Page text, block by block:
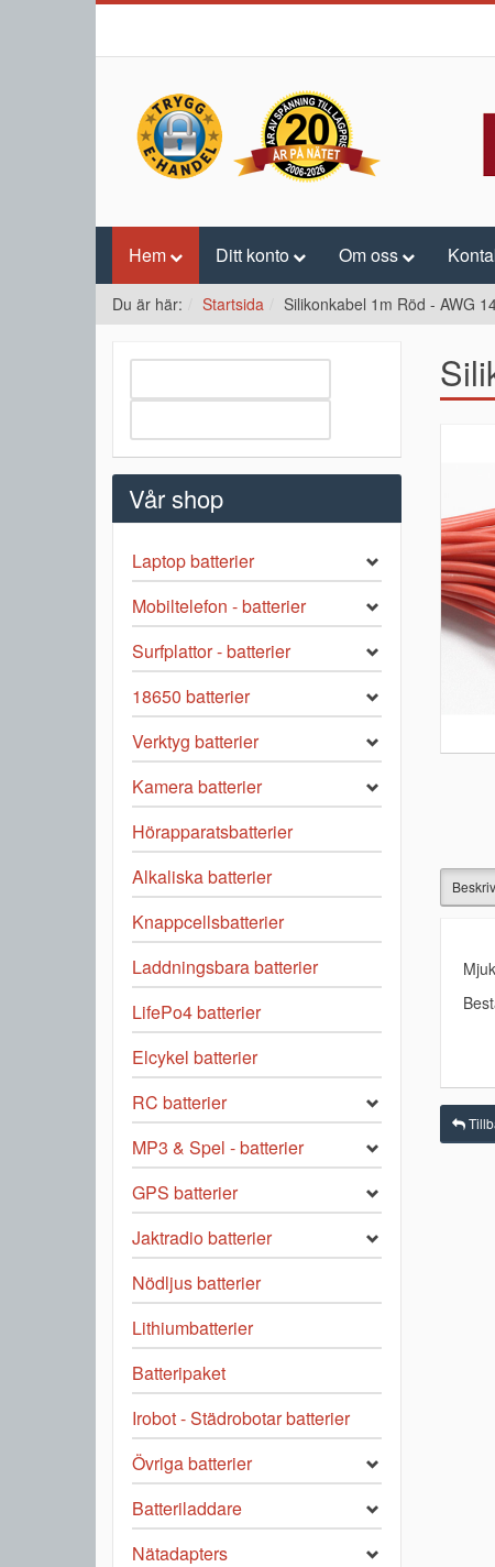
Hem Ditt konto Om oss
Du är här: Startsida Silikonkabel 1m Röd - AWG
Vår shop
Laptop batterier
Mobiltelefon - batterier
Surfplattor - batterier
18650 batterier
Verktyg batterier
Kamera batterier
Hörapparatsbatterier
Alkaliska batterier
Knappcellsbatterier
Laddningsbara batterier
LifePo4 batterier
Elcykel batterier
RC batterier
MP3 & Spel - batterier
GPS batterier
Jaktradio batterier
Nödljus batterier
Lithiumbatterier
Batteripaket
Irobot - Städrobotar batterier
Övriga batterier
Batteriladdare
Nätadapters